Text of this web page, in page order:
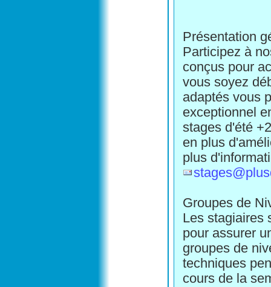
Présentation
Participez à
conçus pour
vous soyez
adaptés vous
exceptionnel
stages d'été
en plus
plus
Groupes de
Les stagiaires
pour assurer
groupes de
techniques
cours de la